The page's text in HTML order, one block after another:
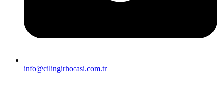
info@cilingirhocasi.com.tr